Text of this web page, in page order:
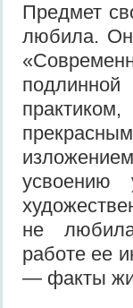
Предмет
любила.
усвоению
не любила
работе ее
— факты